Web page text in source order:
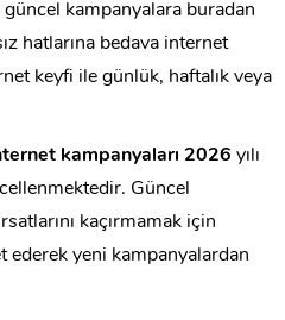
güncel kampanyalara buradan
hatlarına bedava internet
keyfi ile günlük, haftalık veya
kampanyaları 2026 yılı
Güncel
kaçırmamak için
yeni kampanyalardan